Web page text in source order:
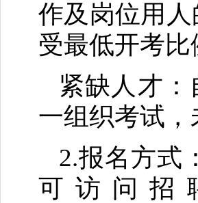
作及岗位用
受最低开考比
紧缺人才
一组织考试
2.报名方式
可访问招